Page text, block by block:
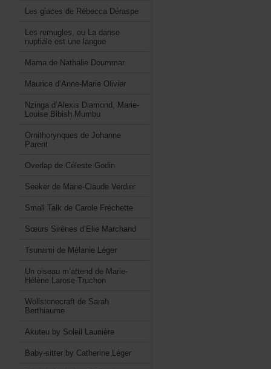
LesglacesdeRébeccaDéraspe
Lesremugles,ouLadanse
nuptialeestunelangue
MamadeNathalieDoummar
Mauriced’Anne-MarieOlivier
Nzingad’AlexisDiamond,Marie-
LouiseBibishMumbu
OrnithorynquesdeJohanne
Parent
OverlapdeCélesteGodin
SeekerdeMarie-ClaudeVerdier
SmallTalkdeCaroleFréchette
SœursSirènesd’ElieMarchand
TsunamideMélanieLéger
Unoiseaum’attenddeMarie-
HélèneLarose-Truchon
WollstonecraftdeSarah
Berthiaume
AkuteubySoleilLaunière
Baby-sitterbyCatherineLéger